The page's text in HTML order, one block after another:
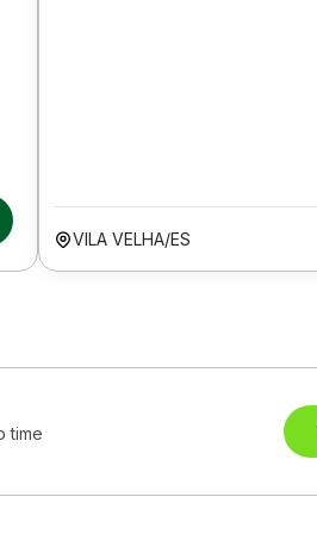
VILA VELHA/ES
time